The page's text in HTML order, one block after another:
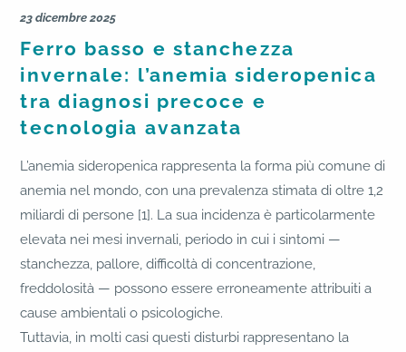
23 dicembre 2025
Ferro basso e stanchezza
invernale: l’anemia sideropenica
tra diagnosi precoce e
tecnologia avanzata
L’anemia sideropenica rappresenta la forma più comune di
anemia nel mondo, con una prevalenza stimata di oltre 1,2
miliardi di persone [1]. La sua incidenza è particolarmente
elevata nei mesi invernali, periodo in cui i sintomi —
stanchezza, pallore, difficoltà di concentrazione,
freddolosità — possono essere erroneamente attribuiti a
cause ambientali o psicologiche.
Tuttavia, in molti casi questi disturbi rappresentano la